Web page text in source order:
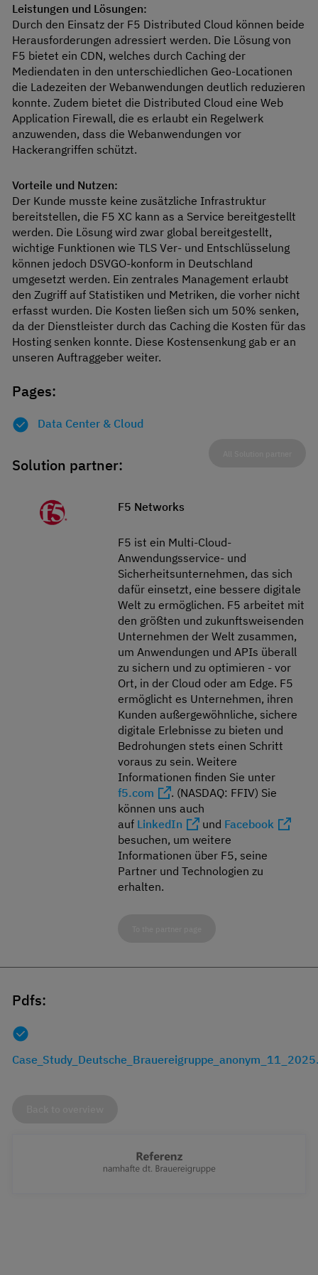
Leistungen und Lösungen:
Durch den Einsatz der F5 Distributed Cloud können beide
Herausforderungen adressiert werden. Die Lösung von
F5 bietet ein CDN, welches durch Caching der
Mediendaten in den unterschiedlichen Geo-Locationen
die Ladezeiten der Webanwendungen deutlich reduzieren
konnte. Zudem bietet die Distributed Cloud eine Web
Application Firewall, die es erlaubt ein Regelwerk
anzuwenden, dass die Webanwendungen vor
Hackerangriffen schützt.
Vorteile und Nutzen:
Der Kunde musste keine zusätzliche Infrastruktur
bereitstellen, die F5 XC kann as a Service bereitgestellt
werden. Die Lösung wird zwar global bereitgestellt,
wichtige Funktionen wie TLS Ver- und Entschlüsselung
können jedoch DSVGO-konform in Deutschland
umgesetzt werden. Ein zentrales Management erlaubt
den Zugriff auf Statistiken und Metriken, die vorher nicht
erfasst wurden. Die Kosten ließen sich um 50% senken,
da der Dienstleister durch das Caching die Kosten für das
Hosting senken konnte. Diese Kostensenkung gab er an
unseren Auftraggeber weiter.
Pages:
Data Center & Cloud
Solution partner:
F5 Networks
F5 ist ein Multi-Cloud-
Anwendungsservice- und
Sicherheitsunternehmen, das sich
dafür einsetzt, eine bessere digitale
Welt zu ermöglichen. F5 arbeitet mit
den größten und zukunftsweisenden
Unternehmen der Welt zusammen,
um Anwendungen und APIs überall
zu sichern und zu optimieren - vor
Ort, in der Cloud oder am Edge. F5
ermöglicht es Unternehmen, ihren
Kunden außergewöhnliche, sichere
digitale Erlebnisse zu bieten und
Bedrohungen stets einen Schritt
voraus zu sein. Weitere
Informationen finden Sie unter
f5.com
. (NASDAQ: FFIV) Sie
können uns auch
auf LinkedIn und Facebook
besuchen, um weitere
Informationen über F5, seine
Partner und Technologien zu
erhalten.
Pdfs: